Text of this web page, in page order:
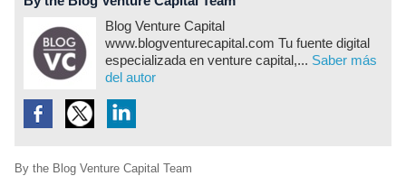
Blog Venture Capital
www.blogventurecapital.com Tu fuente digital
especializada en venture capital,... Saber más
del autor
By the Blog Venture Capital Team